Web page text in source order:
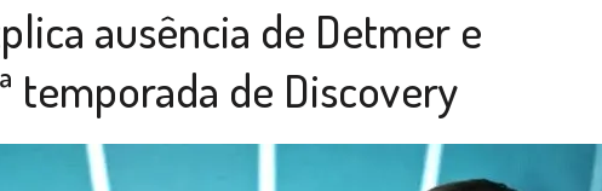
DERRUBAM NOVO VÍDEO DO FILME DE FÃS AXANAR HORAS APÓS ESTREIA
TREK: STRANGE NEW WORLDS – “THE GRIFFIN INCIDENT” (4×02)
NEW WORLDS ENCARA O FIM DE UMA ERA NA SDCC
5 DA COLEÇÃO TREK BRASILIS
ausência de Detmer e
temporada de Discovery